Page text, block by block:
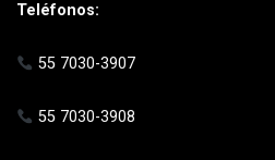
Teléfonos:
55 7030-3907
55 7030-3908